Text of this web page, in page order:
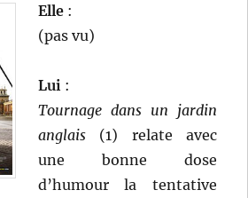
Elle :
(pas vu)
Lui :
Tournage dans un jardin
anglais (1) relate avec
une bonne dose
d’humour la tentative